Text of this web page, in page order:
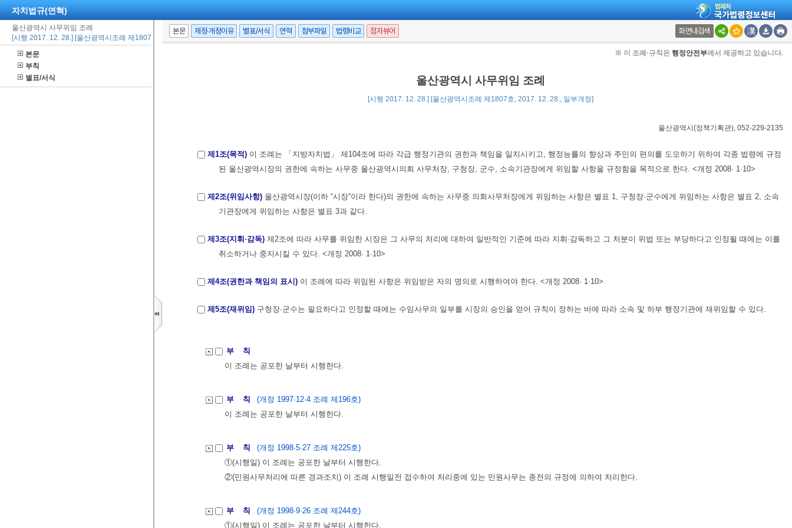
자치법규(연혁)
울산광역시 사무위임 조례
[시행 2017. 12. 28.] [울산광역시조례 제1807호, 2017. 12. 28., 일부개정]
본문
부칙
별표/서식
본문 제정·개정이유 별표/서식 연혁 첨부파일 법령비교 점자뷰어 화면내검색
※ 이 조례·규칙은 행정안전부에서 제공하고 있습니다.
울산광역시 사무위임 조례
[시행 2017. 12. 28.] [울산광역시조례 제1807호, 2017. 12. 28., 일부개정]
울산광역시(정책기획관), 052-229-2135
제1조(목적) 이 조례는 「지방자치법」 제104조에 따라 각급 행정기관의 권한과 책임을 일치시키고, 행정능률의 향상과 주민의 편의를 도모하기 위하여 각종 법령에 규정
된 울산광역시장의 권한에 속하는 사무중 울산광역시의회 사무처장, 구청장, 군수, 소속기관장에게 위임할 사항을 규정함을 목적으로 한다. <개정 2008· 1·10>
제2조(위임사항) 울산광역시장(이하 “시장”이라 한다)의 권한에 속하는 사무중 의회사무처장에게 위임하는 사항은 별표 1, 구청장·군수에게 위임하는 사항은 별표 2, 소속
기관장에게 위임하는 사항은 별표 3과 같다.
제3조(지휘·감독) 제2조에 따라 사무를 위임한 시장은 그 사무의 처리에 대하여 일반적인 기준에 따라 지휘·감독하고 그 처분이 위법 또는 부당하다고 인정될 때에는 이를
취소하거나 중지시킬 수 있다. <개정 2008· 1·10>
제4조(권한과 책임의 표시) 이 조례에 따라 위임된 사항은 위임받은 자의 명의로 시행하여야 한다. <개정 2008· 1·10>
제5조(재위임) 구청장·군수는 필요하다고 인정할 때에는 수임사무의 일부를 시장의 승인을 얻어 규칙이 정하는 바에 따라 소속 및 하부 행정기관에 재위임할 수 있다.
부 칙
이 조례는 공포한 날부터 시행한다.
부 칙
(개정 1997·12·4 조례 제196호)
이 조례는 공포한 날부터 시행한다.
부 칙
(개정 1998·5·27 조례 제225호)
①(시행일) 이 조례는 공포한 날부터 시행한다.
②(민원사무처리에 따른 경과조치) 이 조례 시행일전 접수하여 처리중에 있는 민원사무는 종전의 규정에 의하여 처리한다.
부 칙
(개정 1998·9·26 조례 제244호)
①(시행일) 이 조례는 공포한 날부터 시행한다.